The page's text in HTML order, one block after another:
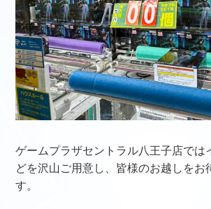
ゲームプラザセントラル八王子店では
どを沢山ご用意し、皆様のお越しをお
す。